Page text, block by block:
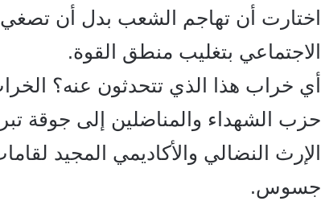
اختارت أن تهاجم الشعب بدل أن تصغي
الاجتماعي بتغليب منطق القوة.
أي خراب هذا الذي تتحدثون عنه؟
حزب الشهداء والمناضلين إلى جوقة
الإرث النضالي والأكاديمي المجيد
جسوس.